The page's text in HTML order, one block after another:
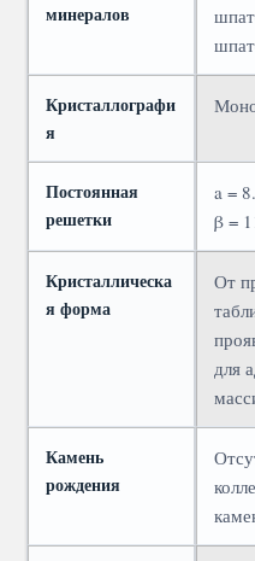
минералов
Кристаллографи
я
Постоянная
решетки
a =
β =
Кристаллическа
я форма
От
для
Камень
рождения